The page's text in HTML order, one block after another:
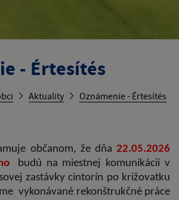
- Értesítés
Aktuality Oznámenie - Értesítés
občanom, že dňa 22.05.2026
budú na miestnej komunikácii v
zastávky cintorín po križovatku
vykonávané rekonštrukčné práce